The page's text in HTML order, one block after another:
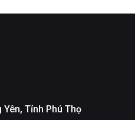
Yên, Tỉnh Phú Thọ